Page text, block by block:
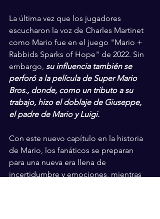
La última vez que los jugadores
escucharon la voz de Charles Martinet
como Mario fue en el juego "Mario +
Rabbids Sparks of Hope" de 2022. Sin
embargo, su influencia también se
perforó a la película de Super Mario
Bros., donde, como un tributo a su
trabajo, hizo el doblaje de Giuseppe,
el padre de Mario y Luigi.
Con este nuevo capítulo en la historia
de Mario, los fanáticos se preparan
para una nueva era llena de
incertidumbre y emociones, mientras